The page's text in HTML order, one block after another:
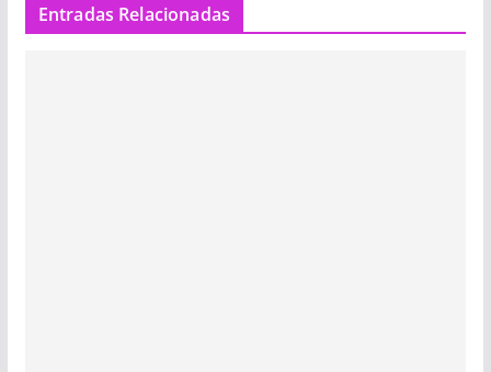
Entradas Relacionadas